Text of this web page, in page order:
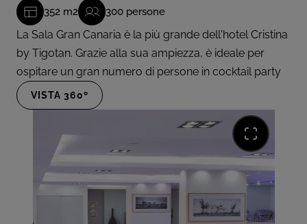
352 m2 300 persone
La Sala Gran Canaria è la più grande dell'hotel Cristina
by Tigotan. Grazie alla sua ampiezza, è ideale per
ospitare un gran numero di persone in cocktail party
VISTA 360º